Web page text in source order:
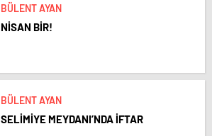
BÜLENT AYAN
NİSAN BİR!
BÜLENT AYAN
SELİMİYE MEYDANI’NDA İFTAR